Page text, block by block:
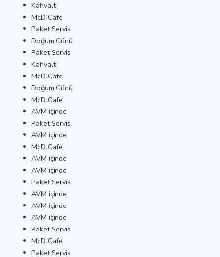
Kahvaltı
McD Cafe
Paket Servis
Doğum Günü
Paket Servis
Kahvaltı
McD Cafe
Doğum Günü
McD Cafe
AVM içinde
Paket Servis
AVM içinde
McD Cafe
AVM içinde
AVM içinde
Paket Servis
AVM içinde
AVM içinde
AVM içinde
Paket Servis
McD Cafe
Paket Servis